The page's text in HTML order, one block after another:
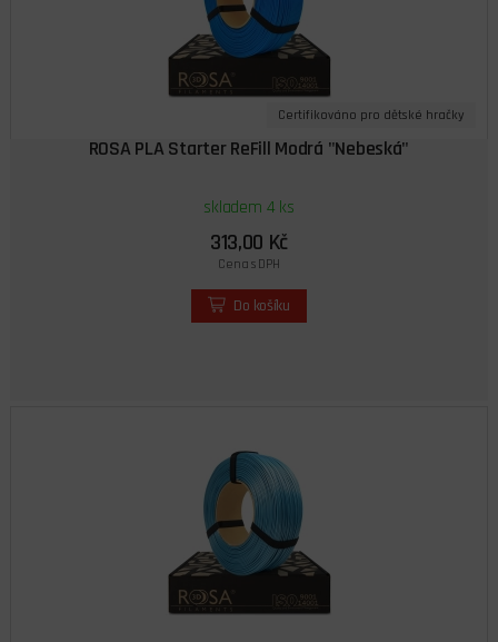
Certifikováno pro dětské hračky
ROSA PLA Starter ReFill Modrá "Nebeská"
skladem 4 ks
313,00 Kč
Cena s DPH
Do košíku